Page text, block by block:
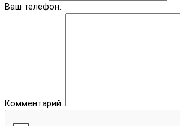
Ваш телефон:
Комментарий: